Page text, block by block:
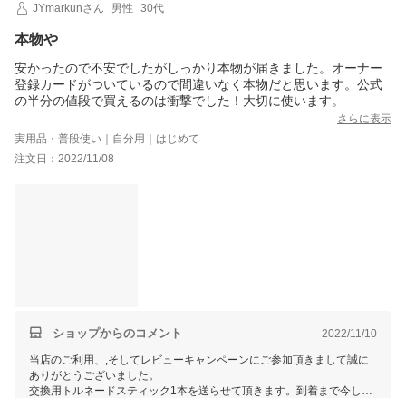
てます…)
また、ミラブルゼロ自体の止水ボタンは完全止水ではないため、
水圧等によってはポタポタと水が垂れてくることもあるようでし
た。
ですが、前に使っていたミラブルシャワーヘッドよりは、明らか
に性能が良いような感じはするので、
ミラブルシャワーヘッドの新しいのの購入を検討している方は、
JYmarkunさん
男性 30代
本物や
安かったので不安でしたがしっかり本物が届きました。オーナー
登録カードがついているので間違いなく本物だと思います。公式
の半分の値段で買えるのは衝撃でした！大切に使います。
さらに表示
実用品・普段使い｜自分用｜はじめて
注文日：2022/11/08
ショップからのコメント 2022/11/10
当店のご利用、,そしてレビューキャンペーンにご参加頂きまして誠に
ありがとうございました。
交換用トルネードスティック1本を送らせて頂きます。到着まで今しば